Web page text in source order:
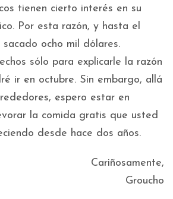
tienen cierto interés en su
Por esta razón, y hasta el
ocho mil dólares.
sólo para explicarle la razón
ir en octubre. Sin embargo, allá
espero estar en
la comida gratis que usted
desde hace dos años.
Cariñosamente,
Groucho